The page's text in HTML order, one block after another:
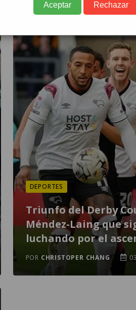
DEPORTES
Triunfo del Derby
Méndez-Laing que
luchando por el
POR CHRISTOPER CHANG
Aceptar Rechazar